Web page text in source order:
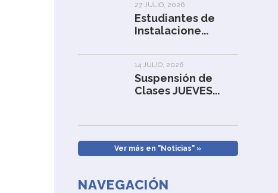
27 JULIO, 2026
Estudiantes de
Instalacione...
14 JULIO, 2026
Suspensión de
Clases JUEVES...
Ver más en "Noticias" »
NAVEGACIÓN